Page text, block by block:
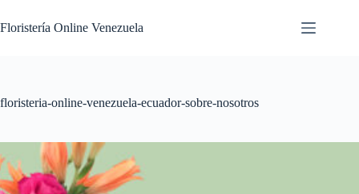
Floristería Online Venezuela
floristeria-online-venezuela-ecuador-sobre-nosotros